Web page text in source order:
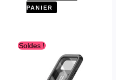
PANIER
Soldes !
Le
prix
د.ج3,300.00.
actuel
est :